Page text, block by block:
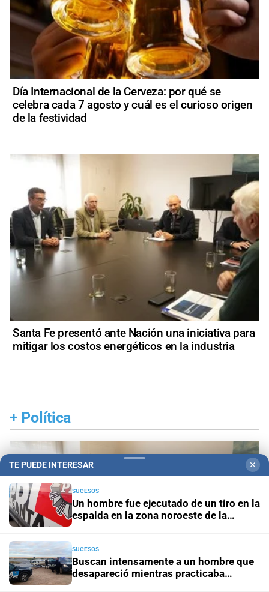
Día Internacional de la Cerveza: por qué se
celebra cada 7 agosto y cuál es el curioso origen
de la festividad
Santa Fe presentó ante Nación una iniciativa para
mitigar los costos energéticos en la industria
+ Política
TE PUEDE INTERESAR ✕
SUCESOS
Un hombre fue ejecutado de un tiro en la
espalda en la zona noroeste de la
SUCESOS
Buscan intensamente a un hombre que
desapareció mientras practicaba